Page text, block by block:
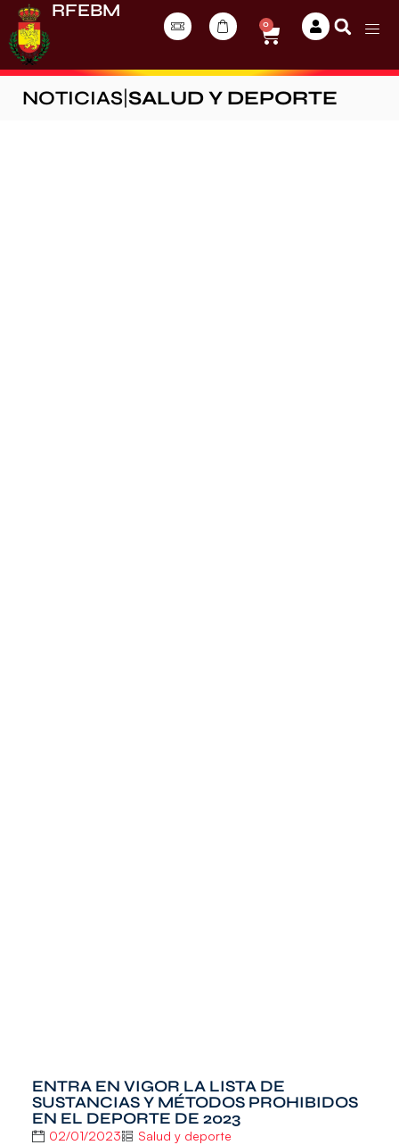
RFEBM
0
NOTICIAS SALUD Y DEPORTE
ENTRA EN VIGOR LA LISTA DE
SUSTANCIAS Y MÉTODOS PROHIBIDOS
EN EL DEPORTE DE 2023
02/01/2023 Salud y deporte